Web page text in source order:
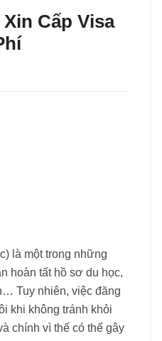
Cấp Visa
là một trong những
hoàn tất hồ sơ du học,
Tuy nhiên, việc đăng
khi không tránh khỏi
chính vì thế có thể gây